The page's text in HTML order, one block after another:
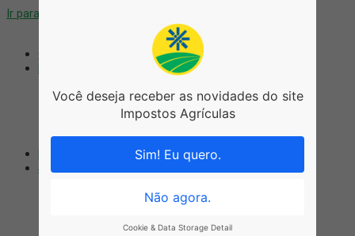
Ir para o conteúdo
Agronegócio
Tributário
Serviços
Recuperação Fiscal
Você deseja receber as novidades do site
Impostos Agrículas
Sim! Eu quero.
Não agora.
Cookie & Data Storage Detail